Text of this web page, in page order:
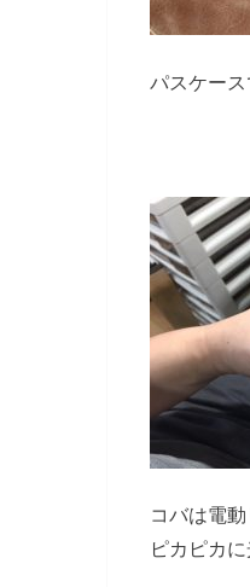
パスケース
コバは電
ピカピカ